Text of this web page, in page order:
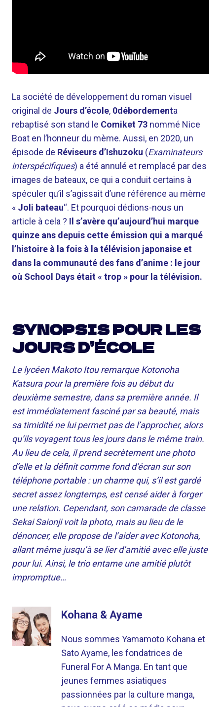
La société de développement du roman visuel
original de Jours d’école, 0débordementa
rebaptisé son stand le Comiket 73 nommé Nice
Boat en l’honneur du mème. Aussi, en 2020, un
épisode de Réviseurs d’Ishuzoku (Examinateurs
interspécifiques) a été annulé et remplacé par des
images de bateaux, ce qui a conduit certains à
spéculer qu’il s’agissait d’une référence au mème
« Joli bateau“. Et pourquoi dédions-nous un
article à cela ? Il s’avère qu’aujourd’hui marque
quinze ans depuis cette émission qui a marqué
l’histoire à la fois à la télévision japonaise et
dans la communauté des fans d’anime : le jour
où School Days était « trop » pour la télévision.
SYNOPSIS POUR LES
JOURS D’ÉCOLE
Le lycéen Makoto Itou remarque Kotonoha
Katsura pour la première fois au début du
deuxième semestre, dans sa première année. Il
est immédiatement fasciné par sa beauté, mais
sa timidité ne lui permet pas de l’approcher, alors
qu’ils voyagent tous les jours dans le même train.
Au lieu de cela, il prend secrètement une photo
d’elle et la définit comme fond d’écran sur son
téléphone portable : un charme qui, s’il est gardé
secret assez longtemps, est censé aider à forger
une relation. Cependant, son camarade de classe
Sekai Saionji voit la photo, mais au lieu de le
dénoncer, elle propose de l’aider avec Kotonoha,
allant même jusqu’à se lier d’amitié avec elle juste
pour lui. Ainsi, le trio entame une amitié plutôt
impromptue…
Kohana & Ayame
Nous sommes Yamamoto Kohana et
Sato Ayame, les fondatrices de
Funeral For A Manga. En tant que
jeunes femmes asiatiques
passionnées par la culture manga,